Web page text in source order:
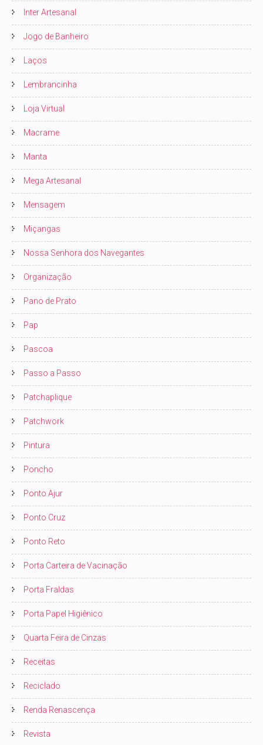
Inter Artesanal
Jogo de Banheiro
Laços
Lembrancinha
Loja Virtual
Macrame
Manta
Mega Artesanal
Mensagem
Miçangas
Nossa Senhora dos Navegantes
Organização
Pano de Prato
Pap
Pascoa
Passo a Passo
Patchaplique
Patchwork
Pintura
Poncho
Ponto Ajur
Ponto Cruz
Ponto Reto
Porta Carteira de Vacinação
Porta Fraldas
Porta Papel Higiênico
Quarta Feira de Cinzas
Receitas
Reciclado
Renda Renascença
Revista